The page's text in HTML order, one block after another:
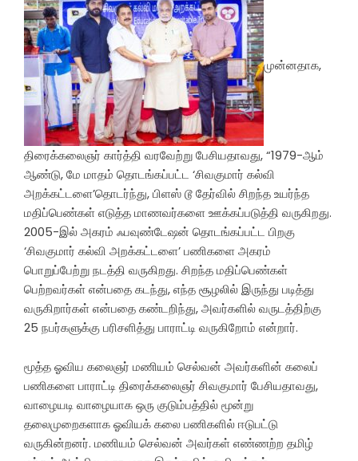
முன்னதாக,
திரைக்கலைஞர் கார்த்தி வரவேற்று பேசியதாவது, “1979-ஆம்
ஆண்டு, மே மாதம் தொடங்கப்பட்ட ‘சிவகுமார் கல்வி
அறக்கட்டளை’தொடர்ந்து, பிளஸ் டூ தேர்வில் சிறந்த உயர்ந்த
மதிப்பெண்கள் எடுத்த மாணவர்களை ஊக்கப்படுத்தி வருகிறது.
2005-இல் அகரம் ஃபவுண்டேஷன் தொடங்கப்பட்ட பிறகு
‘சிவகுமார் கல்வி அறக்கட்டளை’ பணிகளை அகரம்
பொறுப்பேற்று நடத்தி வருகிறது. சிறந்த மதிப்பெண்கள்
பெற்றவர்கள் என்பதை கடந்து, எந்த சூழலில் இருந்து படித்து
வருகிறார்கள் என்பதை கண்டறிந்து, அவர்களில் வருடத்திற்கு
25 நபர்களுக்கு பரிசளித்து பாராட்டி வருகிறோம் என்றார்.
மூத்த ஓவிய கலைஞர் மணியம் செல்வன் அவர்களின் கலைப்
பணிகளை பாராட்டி திரைக்கலைஞர் சிவகுமார் பேசியதாவது,
வாழையடி வாழையாக ஒரு குடும்பத்தில் மூன்று
தலைமுறைகளாக ஓவியக் கலை பணிகளில் ஈடுபட்டு
வருகின்றனர். மணியம் செல்வன் அவர்கள் எண்ணற்ற தமிழ்